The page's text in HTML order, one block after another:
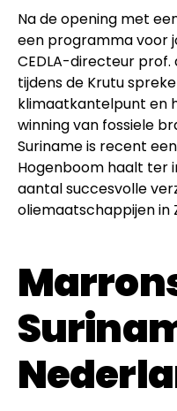
Na de opening met
een programma voor
CEDLA-directeur
tijdens de Krutu
klimaatkantelpunt en
winning van fossiele
Suriname is recent
Hogenboom haalt ter
aantal succesvolle
oliemaatschappijen in